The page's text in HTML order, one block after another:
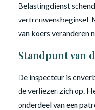
Belastingdienst
vertrouwensbeginsel.
van koers veranderen
Standpunt van
De inspecteur is
de verliezen zich op.
onderdeel van een